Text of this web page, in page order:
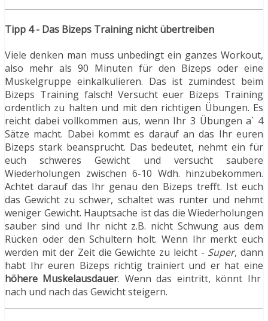
Tipp 4 - Das Bizeps Training nicht übertreiben
Viele denken man muss unbedingt ein ganzes Workout,
also mehr als 90 Minuten für den Bizeps oder eine
Muskelgruppe einkalkulieren. Das ist zumindest beim
Bizeps Training falsch! Versucht euer Bizeps Training
ordentlich zu halten und mit den richtigen Übungen. Es
reicht dabei vollkommen aus, wenn Ihr 3 Übungen a` 4
Sätze macht. Dabei kommt es darauf an das Ihr euren
Bizeps stark beansprucht. Das bedeutet, nehmt ein für
euch schweres Gewicht und versucht saubere
Wiederholungen zwischen 6-10 Wdh. hinzubekommen.
Achtet darauf das Ihr genau den Bizeps trefft. Ist euch
das Gewicht zu schwer, schaltet was runter und nehmt
weniger Gewicht. Hauptsache ist das die Wiederholungen
sauber sind und Ihr nicht z.B. nicht Schwung aus dem
Rücken oder den Schultern holt. Wenn Ihr merkt euch
werden mit der Zeit die Gewichte zu leicht - Super, dann
habt Ihr euren Bizeps richtig trainiert und er hat eine
höhere Muskelausdauer. Wenn das eintritt, könnt Ihr
nach und nach das Gewicht steigern.